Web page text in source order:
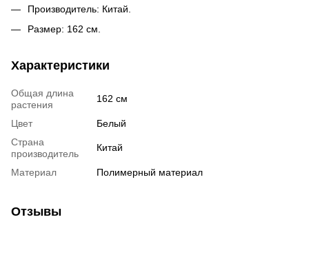
Производитель: Китай.
Размер: 162 см.
Характеристики
Общая длина
растения
162 см
Цвет
Белый
Страна
производитель
Китай
Материал Полимерный материал
Отзывы